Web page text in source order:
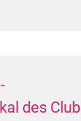
des Club